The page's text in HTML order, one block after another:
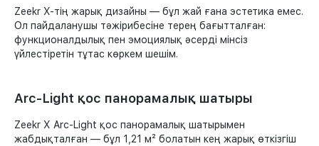
Zeekr X-тің жарық дизайны — бұл жай ғана эстетика емес.
Ол пайдаланушы тәжірибесіне терең бағытталған:
функционалдылық пен эмоциялық әсерді мінсіз
үйлестіретін тұтас көркем шешім.
Arc-Light қос панорамалық шатыры
Zeekr X Arc-Light қос панорамалық шатырымен
жабдықталған — бұл 1,21 м² болатын кең жарық өткізгіш